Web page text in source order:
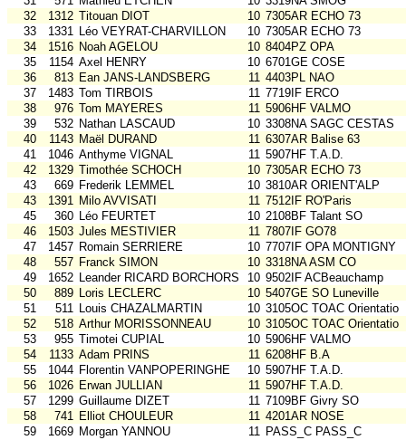
32
1312 Titouan DIOT 10 7305AR ECHO 73
33
1331 Léo VEYRAT-CHARVILLON 10 7305AR ECHO 73
34
1516 Noah AGELOU 10 8404PZ OPA
35
1154 Axel HENRY 10 6701GE COSE
36
813 Ean JANS-LANDSBERG 11 4403PL NAO
37
1483 Tom TIRBOIS 11 7719IF ERCO
38
976 Tom MAYERES 11 5906HF VALMO
39
532 Nathan LASCAUD 10 3308NA SAGC CESTAS
40
1143 Maël DURAND 11 6307AR Balise 63
41
1046 Anthyme VIGNAL 11 5907HF T.A.D.
42
1329 Timothée SCHOCH 10 7305AR ECHO 73
43
669 Frederik LEMMEL 10 3810AR ORIENT'ALP
43
1391 Milo AVVISATI 11 7512IF RO'Paris
45
360 Léo FEURTET 10 2108BF Talant SO
46
1503 Jules MESTIVIER 11 7807IF GO78
47
1457 Romain SERRIERE 10 7707IF OPA MONTIGNY
48
557 Franck SIMON 10 3318NA ASM CO
49
1652 Leander RICARD BORCHORST 10 9502IF ACBeauchamp
50
889 Loris LECLERC 10 5407GE SO Luneville
51
511 Louis CHAZALMARTIN 10 3105OC TOAC Orientatio
52
518 Arthur MORISSONNEAU 10 3105OC TOAC Orientatio
53
955 Timotei CUPIAL 10 5906HF VALMO
54
1133 Adam PRINS 11 6208HF B.A
55
1044 Florentin VANPOPERINGHE 10 5907HF T.A.D.
56
1026 Erwan JULLIAN 11 5907HF T.A.D.
57
1299 Guillaume DIZET 11 7109BF Givry SO
58
741 Elliot CHOULEUR 11 4201AR NOSE
59
1669 Morgan YANNOU 11 PASS_C PASS_C